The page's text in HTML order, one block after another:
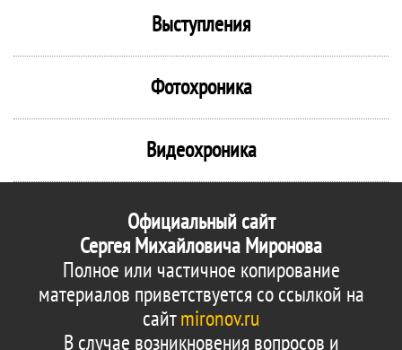
Выступления
Фотохроника
Видеохроника
Официальный сайт
Сергея Михайловича Миронова
Полное или частичное копирование
материалов приветствуется со ссылкой на
сайтmironov.ru
В случае возникновения вопросов и